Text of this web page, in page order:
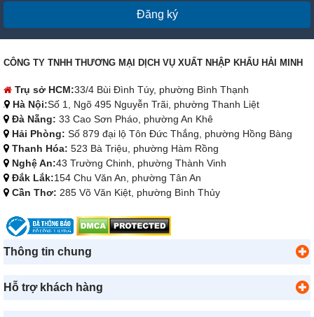
Đăng ký
CÔNG TY TNHH THƯƠNG MẠI DỊCH VỤ XUẤT NHẬP KHẨU HẢI MINH
Trụ sở HCM:33/4 Bùi Đình Túy, phường Bình Thạnh
Hà Nội:Số 1, Ngõ 495 Nguyễn Trãi, phường Thanh Liệt
Đà Nẵng: 33 Cao Sơn Pháo, phường An Khê
Hải Phòng: Số 879 đại lộ Tôn Đức Thắng, phường Hồng Bàng
Thanh Hóa: 523 Bà Triệu, phường Hàm Rồng
Nghệ An:43 Trường Chinh, phường Thành Vinh
Đắk Lắk:154 Chu Văn An, phường Tân An
Cần Thơ: 285 Võ Văn Kiệt, phường Bình Thủy
Thông tin chung
Hỗ trợ khách hàng